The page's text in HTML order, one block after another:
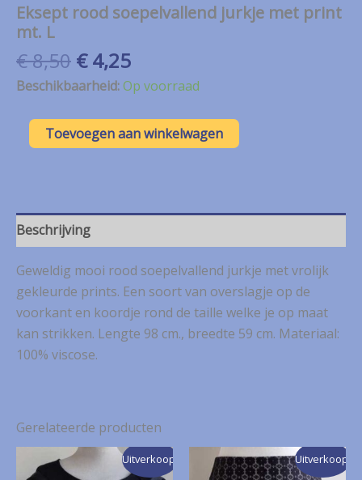
Eksept rood soepelvallend jurkje met print
mt. L
€8,50 Oorspronkelijke
prijs
€ 8,50.
€4,25Huidige
prijs
is:
€ 4,25.
Beschikbaarheid:Op voorraad
Eksept
rood
mt.
L
Toevoegen aan winkelwagen
Beschrijving
Geweldig mooi rood soepelvallend jurkje met vrolijk
gekleurde prints. Een soort van overslagje op de
voorkant en koordje rond de taille welke je op maat
kan strikken. Lengte 98 cm., breedte 59 cm. Materiaal:
100% viscose.
Gerelateerde producten
Uitverkoop! Uitverkoop!